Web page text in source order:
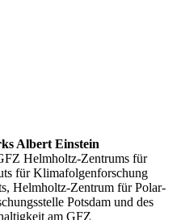
Albert Einstein
Helmholtz-Zentrums für
für Klimafolgenforschung
Helmholtz-Zentrum für Polar-
Potsdam und des
am GFZ